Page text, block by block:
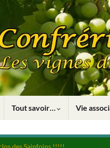
Tout savoir… Vie
des Sainfoins !!!!!